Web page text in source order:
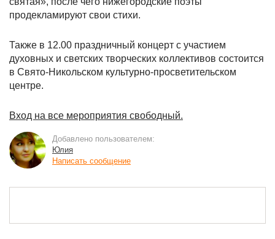
продекламируют свои стихи.
Также в 12.00 праздничный концерт с участием
духовных и светских творческих коллективов состоится
в Свято-Никольском культурно-просветительском
центре.
Вход на все мероприятия свободный.
Добавлено пользователем:
Юлия
Написать сообщение